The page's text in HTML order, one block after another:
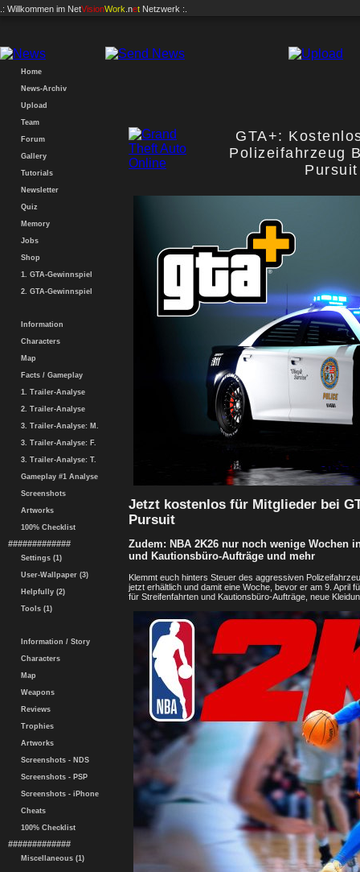
.: Willkommen im NetVisionWork .net Netzwerk :.
Home
News-Archiv
Upload
Team
Forum
Gallery
Tutorials
Newsletter
Quiz
Memory
Jobs
Shop
1. GTA-Gewinnspiel
2. GTA-Gewinnspiel
Information
Characters
Map
Facts / Gameplay
1. Trailer-Analyse
2. Trailer-Analyse
3. Trailer-Analyse: M.
3. Trailer-Analyse: F.
3. Trailer-Analyse: T.
Gameplay #1 Analyse
Screenshots
Artworks
100% Checklist
#############
Settings (1)
User-Wallpaper (3)
Helpfully (2)
Tools (1)
Information / Story
Characters
Map
Weapons
Reviews
Trophies
Artworks
Screenshots - NDS
Screenshots - PSP
Screenshots - iPhone
Cheats
100% Checklist
#############
Miscellaneous (1)
GTA+:
Polizeifahrzeug
Jetzt kostenlos für Mitglieder bei
Pursuit
Zudem: NBA 2K26 nur noch wenige Wochen
und Kautionsbüro-Aufträge und mehr
Klemmt euch hinters Steuer des aggressiven
jetzt erhältlich und damit eine Woche, bevor er am 9. April
für Streifenfahrten und Kautionsbüro-Aufträge, neue